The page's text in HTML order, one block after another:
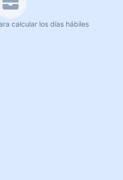
calcular los días hábiles